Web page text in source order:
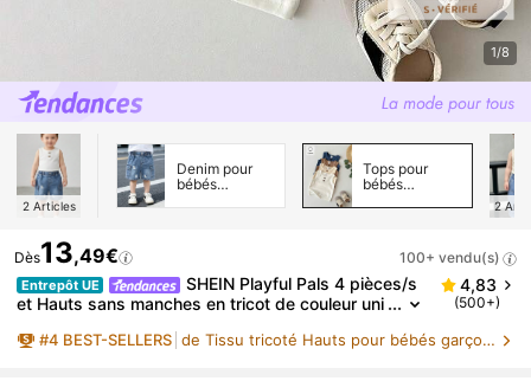
1/8
2 Articles
Denim pour
bébés
Tops pour
bébés
2
Dès13,49€ 100+ vendu(s)
Entrepôt UE
SHEIN Playful Pals 4 pièces/s
et Hauts sans manches en tricot de couleur uni
a famille, avec boutons décoratifs. Lot multipack po
4,83
(500+)
#4 BEST-SELLERS de Tissu tricoté Hauts pour bébés garçons